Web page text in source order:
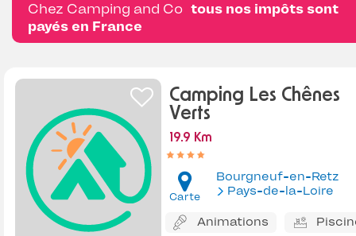
Chez Camping and Co tous nos impôts sont
payés en France
Camping Les Chênes
Verts
19.9 Km
Carte
Bourgneuf-en-Retz
Pays-de-la-Loire
Animations